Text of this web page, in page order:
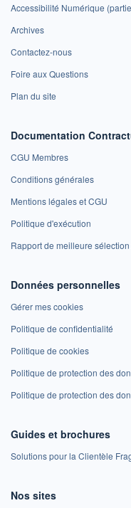
Accessibilité Numérique
Archives
Contactez-nous
Foire aux Questions
Plan du site
Documentation
CGU Membres
Conditions générales
Mentions légales et CGU
Politique d'exécution
Rapport de meilleure
Données personnelles
Gérer mes cookies
Politique de confidentialité
Politique de cookies
Politique de protection des
Politique de protection des
Guides et brochures
Solutions pour la Clientèle
Nos sites